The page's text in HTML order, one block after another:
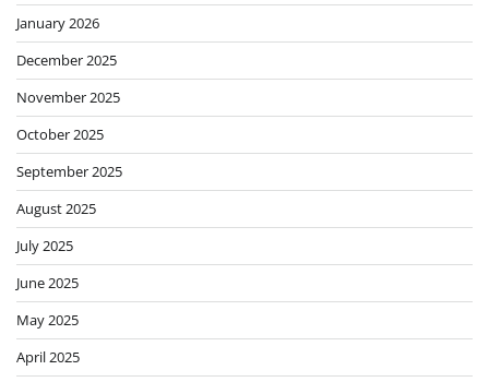
January 2026
December 2025
November 2025
October 2025
September 2025
August 2025
July 2025
June 2025
May 2025
April 2025